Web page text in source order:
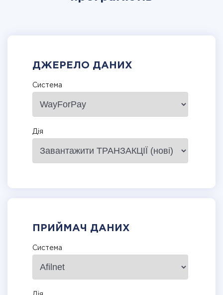
ДЖЕРЕЛО ДАНИХ
Система
Дія
ПРИЙМАЧ ДАНИХ
Система